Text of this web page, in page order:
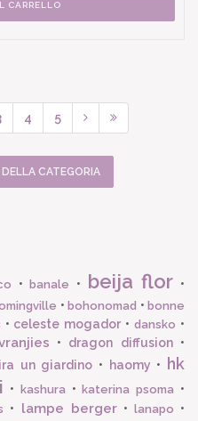
CARRELLO
4 5
CATEGORIA
•banale • beija flor •
•bohonomad •bonne
• celeste mogador •dansko •
• dragon diffusion•
un giardino • haomy •
hk
• kashura •katerina psoma •
• lampe berger• lanapo •